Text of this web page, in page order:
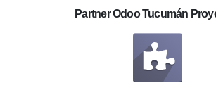
Partner Odoo Tucumán